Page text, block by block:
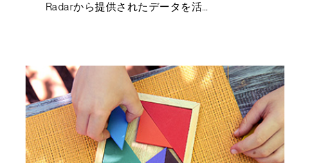
Radarから提供されたデータを活…